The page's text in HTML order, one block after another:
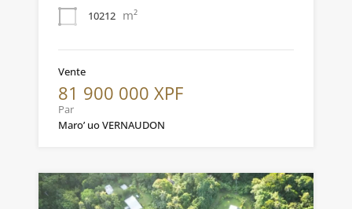
10212 m²
Vente
81 900 000 XPF
Par
Maro’ uo VERNAUDON